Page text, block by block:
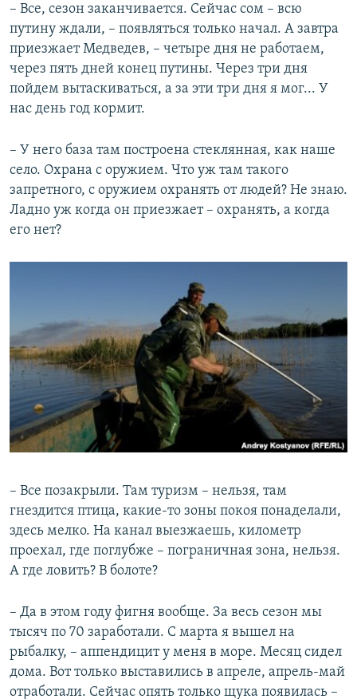
– Все, сезон заканчивается. Сейчас сом – всю
путину ждали, – появляться только начал. А завтра
приезжает Медведев, – четыре дня не работаем,
через пять дней конец путины. Через три дня
пойдем вытаскиваться, а за эти три дня я мог... У
нас день год кормит.
– У него база там построена стеклянная, как наше
село. Охрана с оружием. Что уж там такого
запретного, с оружием охранять от людей? Не знаю.
Ладно уж когда он приезжает – охранять, а когда
его нет?
– Все позакрыли. Там туризм – нельзя, там
гнездится птица, какие-то зоны покоя понаделали,
здесь мелко. На канал выезжаешь, километр
проехал, где поглубже – пограничная зона, нельзя.
А где ловить? В болоте?
– Да в этом году фигня вообще. За весь сезон мы
тысяч по 70 заработали. С марта я вышел на
рыбалку, – аппендицит у меня в море. Месяц сидел
дома. Вот только выставились в апреле, апрель-май
отработали. Сейчас опять только щука появилась –